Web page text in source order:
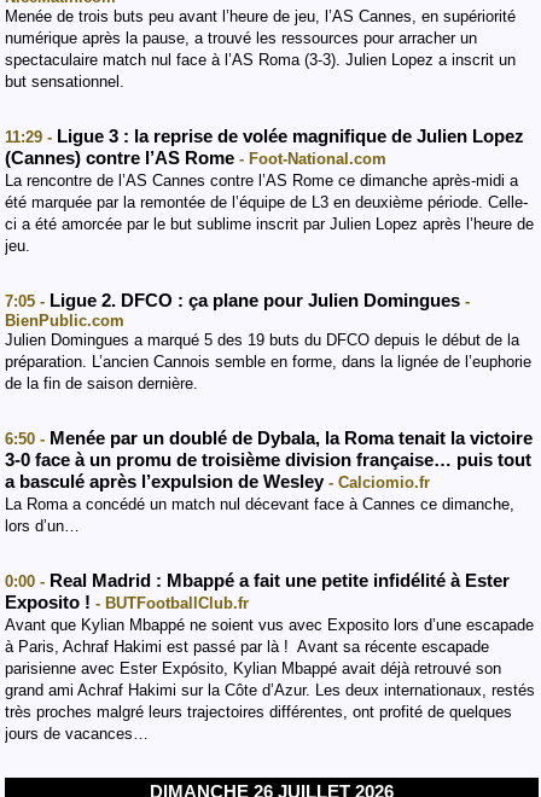
Menée de trois buts peu avant l’heure de jeu, l’AS Cannes, en supériorité
numérique après la pause, a trouvé les ressources pour arracher un
spectaculaire match nul face à l’AS Roma (3-3). Julien Lopez a inscrit un
but sensationnel.
11:29 - Ligue 3 : la reprise de volée magnifique de Julien Lopez
(Cannes) contre l’AS Rome - Foot-National.com
La rencontre de l’AS Cannes contre l’AS Rome ce dimanche après-midi a
été marquée par la remontée de l’équipe de L3 en deuxième période. Celle-
ci a été amorcée par le but sublime inscrit par Julien Lopez après l’heure de
jeu.
7:05 - Ligue 2. DFCO : ça plane pour Julien Domingues -
BienPublic.com
Julien Domingues a marqué 5 des 19 buts du DFCO depuis le début de la
préparation. L’ancien Cannois semble en forme, dans la lignée de l’euphorie
de la fin de saison dernière.
6:50 - Menée par un doublé de Dybala, la Roma tenait la victoire
3-0 face à un promu de troisième division française… puis tout
a basculé après l’expulsion de Wesley - Calciomio.fr
La Roma a concédé un match nul décevant face à Cannes ce dimanche,
lors d’un…
0:00 - Real Madrid : Mbappé a fait une petite infidélité à Ester
Exposito ! - BUTFootballClub.fr
Avant que Kylian Mbappé ne soient vus avec Exposito lors d’une escapade
à Paris, Achraf Hakimi est passé par là ! Avant sa récente escapade
parisienne avec Ester Expósito, Kylian Mbappé avait déjà retrouvé son
grand ami Achraf Hakimi sur la Côte d’Azur. Les deux internationaux, restés
très proches malgré leurs trajectoires différentes, ont profité de quelques
jours de vacances…
DIMANCHE 26 JUILLET 2026